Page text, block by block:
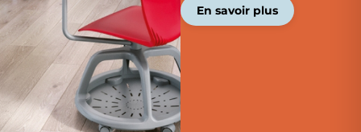
En savoir plus